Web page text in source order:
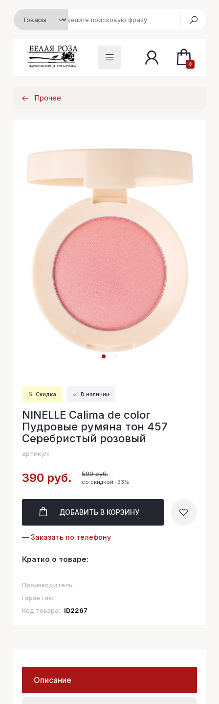
0
Прочее
Скидка В наличии
NINELLE Calima de color
Пудровые румяна тон 457
Серебристый розовый
артикул:
390 руб. 590 руб.
со скидкой -33%
ДОБАВИТЬ В КОРЗИНУ
— Заказать по телефону
Кратко о товаре:
Производитель:
Гарантия:
Код товара:
ID2267
Описание